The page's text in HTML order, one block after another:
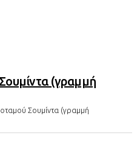
(γραμμή
Σουμίντα (γραμμή